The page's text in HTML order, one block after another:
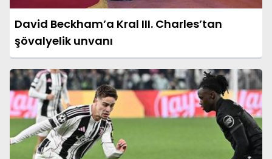
David Beckham’a Kral III. Charles’tan
şövalyelik unvanı